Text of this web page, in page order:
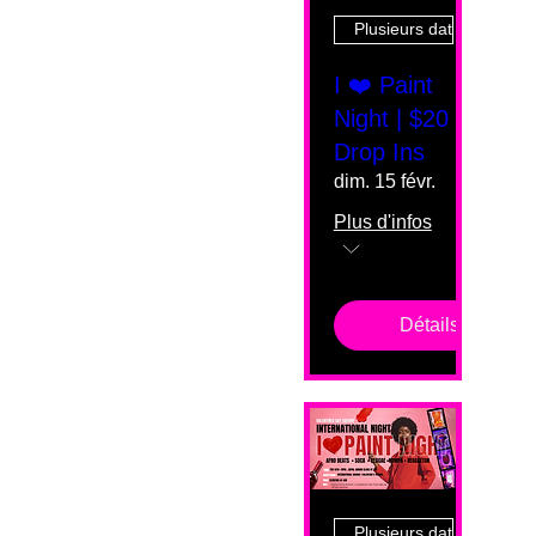
Plusieurs dates
I ❤️ Paint
Night | $20
Drop Ins
dim. 15 févr.
Plus d'infos
Détails